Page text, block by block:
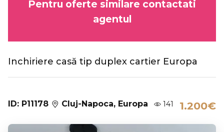
Pentru oferte similare contactati
agentul
Inchiriere casă tip duplex cartier Europa
ID: P11178 Cluj-Napoca, Europa 141 1.200€